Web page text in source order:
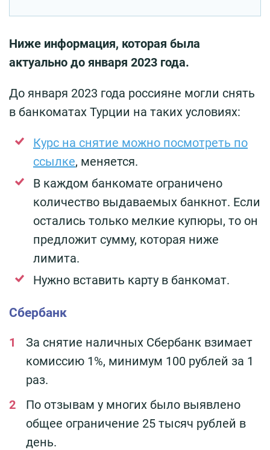
Ниже информация, которая была
актуально до января 2023 года.
До января 2023 года россияне могли снять
в банкоматах Турции на таких условиях:
Курс на снятие можно посмотреть по
ссылке, меняется.
В каждом банкомате ограничено
количество выдаваемых банкнот. Если
остались только мелкие купюры, то он
предложит сумму, которая ниже
лимита.
Нужно вставить карту в банкомат.
Сбербанк
За снятие наличных Сбербанк взимает
комиссию 1%, минимум 100 рублей за 1
раз.
По отзывам у многих было выявлено
общее ограничение 25 тысяч рублей в
день.